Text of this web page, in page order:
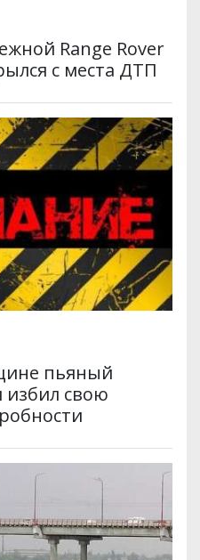
Range Rover
с места ДТП
пьяный
избил свою